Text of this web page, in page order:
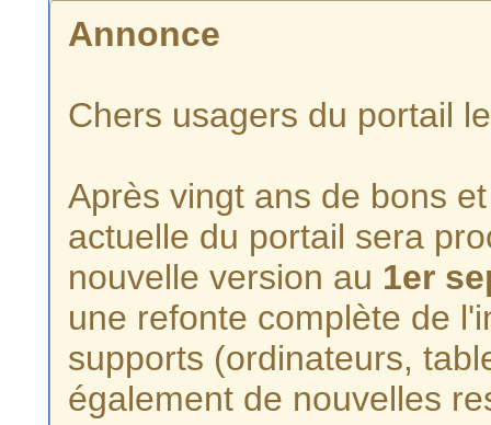
Annonce
Chers usagers du portail
Après vingt ans de bons
actuelle du portail sera
nouvelle version au 1er
une refonte complète de
supports (ordinateurs,
également de nouvelles